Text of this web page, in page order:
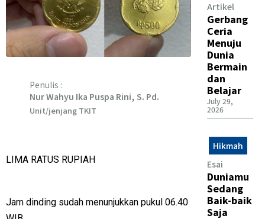
Penulis :
Nur Wahyu Ika Puspa Rini, S. Pd.
Unit/jenjang TKIT
LIMA RATUS RUPIAH
Jam dinding sudah menunjukkan pukul 06.40
Artikel
Gerbang
Ceria
Menuju
Dunia
Bermain
dan
Belajar
July 29,
2026
Hikmah
Esai
Duniamu
Sedang
Baik-baik
Saja